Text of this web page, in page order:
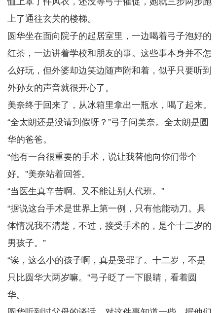
上了通往玄关的楼梯。
圆华坐在面向院子的起居室里，一边喝着弓子泡好的
红茶，一边讲着学校和朋友的事。这些事本身并不怎
么好玩，但外婆却边笑边随声附和着，似乎只要听到
外孙女的声音就很开心了。
美奈终于回来了，从冰箱里拿出一瓶水，喝了起来。
“全太朗还是没请到假呀？”弓子问美奈。全太朗是圆
华的爸爸。
“他有一台很重要的手术，说让我替他向你们带个
好。”美奈站着回答。
“当医生真辛苦啊。又不能让别人代班。”
“据说这台手术是世界上第一例，只有他能动刀。具
体情况我不清楚，不过，接受手术的，是个十二岁的
男孩子。”
“诶，这么小的孩子啊，真是受罪了。十二岁，不是
只比圆华大两岁嘛。”弓子眨了一下眼睛，看着圆
华。